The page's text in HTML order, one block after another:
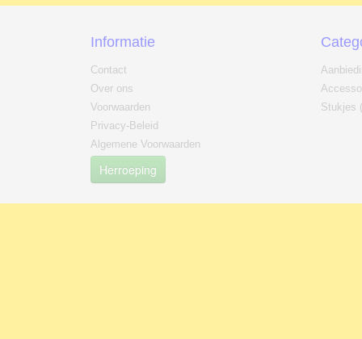
Informatie
Contact
Over ons
Voorwaarden
Privacy-Beleid
Algemene Voorwaarden
Herroeping
Stukjes